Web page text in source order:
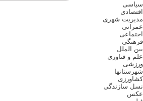
سیاسی
اقتصادی
مدیریت شهری
عمرانی
اجتماعی
فرهنگی
بین الملل
علم و فناوری
ورزشی
شهرستانها
کشاورزی
نسل سازندگی
عکس